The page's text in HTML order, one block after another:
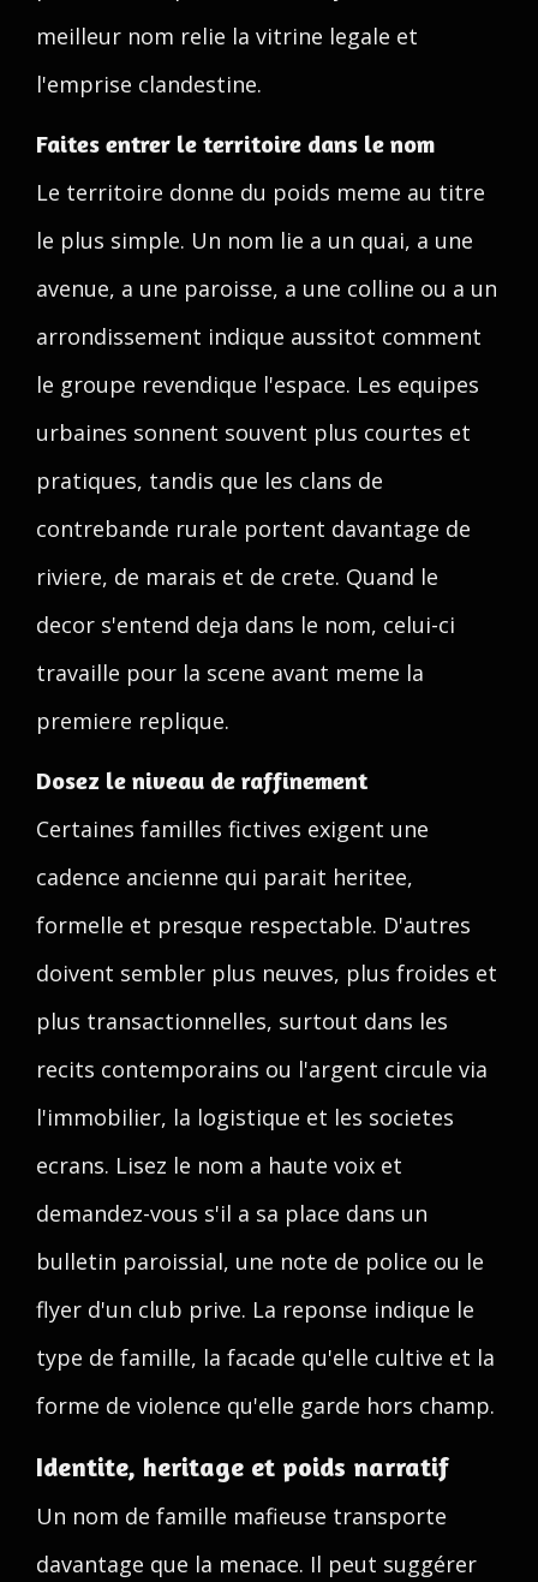
meilleur nom relie la vitrine legale et
l'emprise clandestine.
Faites entrer le territoire dans le nom
Le territoire donne du poids meme au titre
le plus simple. Un nom lie a un quai, a une
avenue, a une paroisse, a une colline ou a un
arrondissement indique aussitot comment
le groupe revendique l'espace. Les equipes
urbaines sonnent souvent plus courtes et
pratiques, tandis que les clans de
contrebande rurale portent davantage de
riviere, de marais et de crete. Quand le
decor s'entend deja dans le nom, celui-ci
travaille pour la scene avant meme la
premiere replique.
Dosez le niveau de raffinement
Certaines familles fictives exigent une
cadence ancienne qui parait heritee,
formelle et presque respectable. D'autres
doivent sembler plus neuves, plus froides et
plus transactionnelles, surtout dans les
recits contemporains ou l'argent circule via
l'immobilier, la logistique et les societes
ecrans. Lisez le nom a haute voix et
demandez-vous s'il a sa place dans un
bulletin paroissial, une note de police ou le
flyer d'un club prive. La reponse indique le
type de famille, la facade qu'elle cultive et la
forme de violence qu'elle garde hors champ.
Identite, heritage et poids narratif
Un nom de famille mafieuse transporte
davantage que la menace. Il peut suggérer